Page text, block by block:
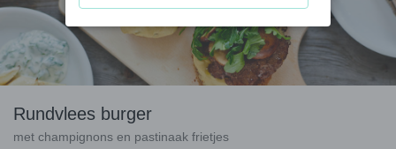
Rundvlees burger
met champignons en pastinaak frietjes